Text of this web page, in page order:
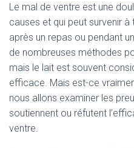
Le mal de ventre est une
causes et qui peut survenir
après un repas ou pendant
de nombreuses méthodes
mais le lait est souvent
efficace. Mais est-ce
nous allons examiner les
soutiennent ou réfutent
ventre.